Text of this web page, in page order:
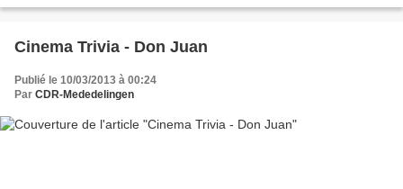
Cinema Trivia - Don Juan
Publié le 10/03/2013 à 00:24
Par CDR-Mededelingen